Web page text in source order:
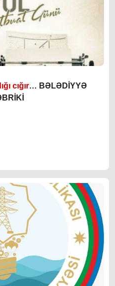
cığır… BƏLƏDİYYƏ